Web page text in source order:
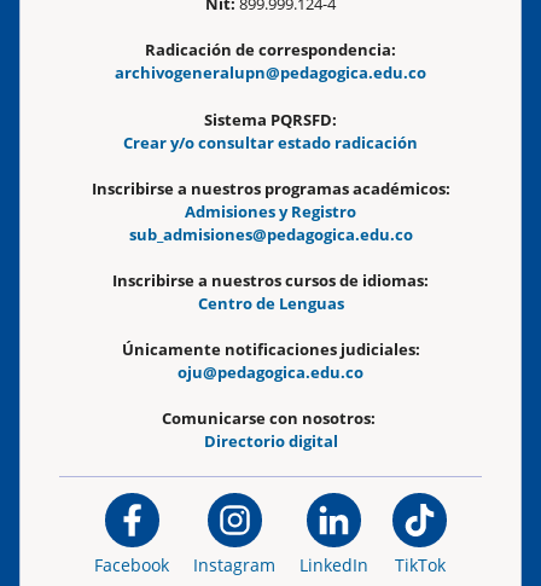
Radicación de correspondencia:
archivogeneralupn@pedagogica.edu.co
Sistema PQRSFD:
Crear y/o consultar estado radicación
Inscribirse a nuestros programas académicos:
Admisiones y Registro
sub_admisiones@pedagogica.edu.co
Inscribirse a nuestros cursos de idiomas:
Centro de Lenguas
Únicamente notificaciones judiciales:
oju@pedagogica.edu.co
Comunicarse con nosotros:
Directorio digital
Facebook Instagram LinkedIn TikTok